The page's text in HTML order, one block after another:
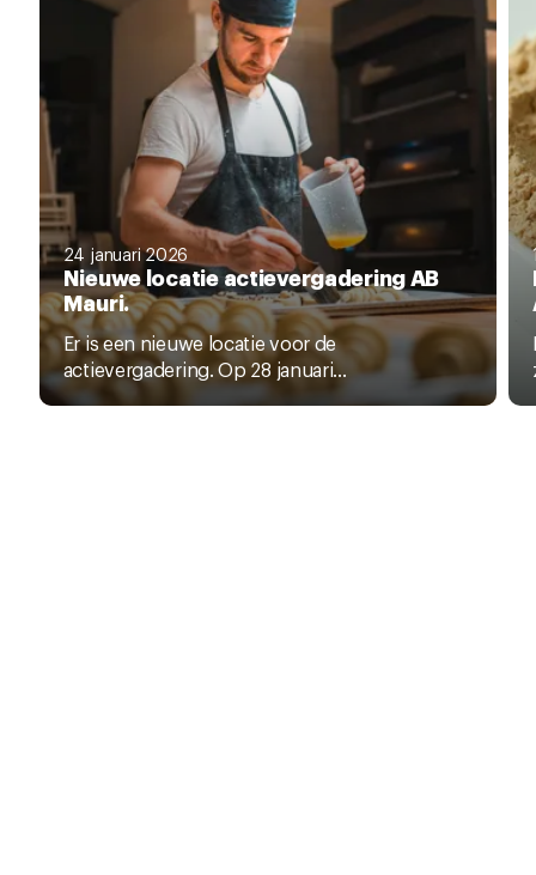
24 januari 2026
Nieuwe locatie actievergadering AB
Mauri.
Er is een nieuwe locatie voor de
actievergadering. Op 28 januari...